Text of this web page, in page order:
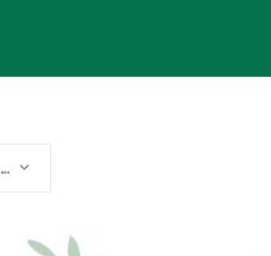
Orden por defecto